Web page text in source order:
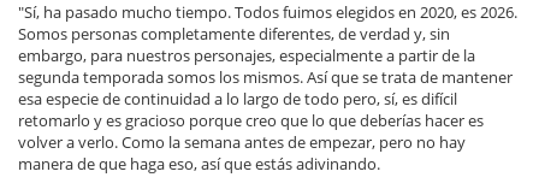
"Sí, ha pasado mucho tiempo. Todos fuimos elegidos en 2020, es 2026.
Somos personas completamente diferentes, de verdad y, sin
embargo, para nuestros personajes, especialmente a partir de la
segunda temporada somos los mismos. Así que se trata de mantener
esa especie de continuidad a lo largo de todo pero, sí, es difícil
retomarlo y es gracioso porque creo que lo que deberías hacer es
volver a verlo. Como la semana antes de empezar, pero no hay
manera de que haga eso, así que estás adivinando.